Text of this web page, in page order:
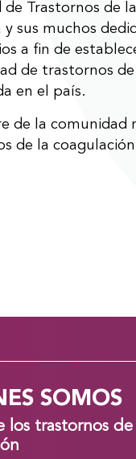
de Trastornos de
sus muchos
a fin de
de trastornos
en el país.
de la comunidad
de la
SOMOS
los trastornos de